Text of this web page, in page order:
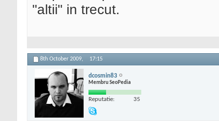
"altii" in trecut.
8th October 2009, 17:15
dcosmin83
Membru SeoPedia
Reputatie: 35